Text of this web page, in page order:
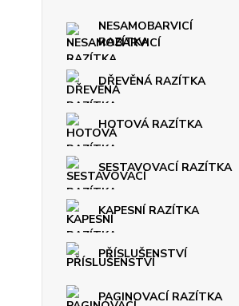
NESAMOBARVICÍ
RAZÍTKA
DŘEVĚNÁ RAZÍTKA
HOTOVÁ RAZÍTKA
SESTAVOVACÍ RAZÍTKA
KAPESNÍ RAZÍTKA
PŘÍSLUŠENSTVÍ
PAGINOVACÍ RAZÍTKA